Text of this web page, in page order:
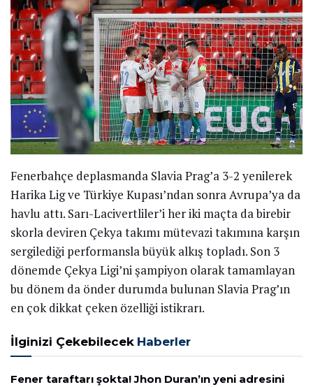
Fenerbahçe deplasmanda Slavia Prag’a 3-2 yenilerek
Harika Lig ve Türkiye Kupası’ndan sonra Avrupa’ya da
havlu attı. Sarı-Lacivertliler’i her iki maçta da birebir
skorla deviren Çekya takımı mütevazi takımına karşın
sergilediği performansla büyük alkış topladı. Son 3
dönemde Çekya Ligi’ni şampiyon olarak tamamlayan
bu dönem da önder durumda bulunan Slavia Prag’ın
en çok dikkat çeken özelliği istikrarı.
İlginizi Çekebilecek Haberler
Fener taraftarı şokta! Jhon Duran’ın yeni adresini